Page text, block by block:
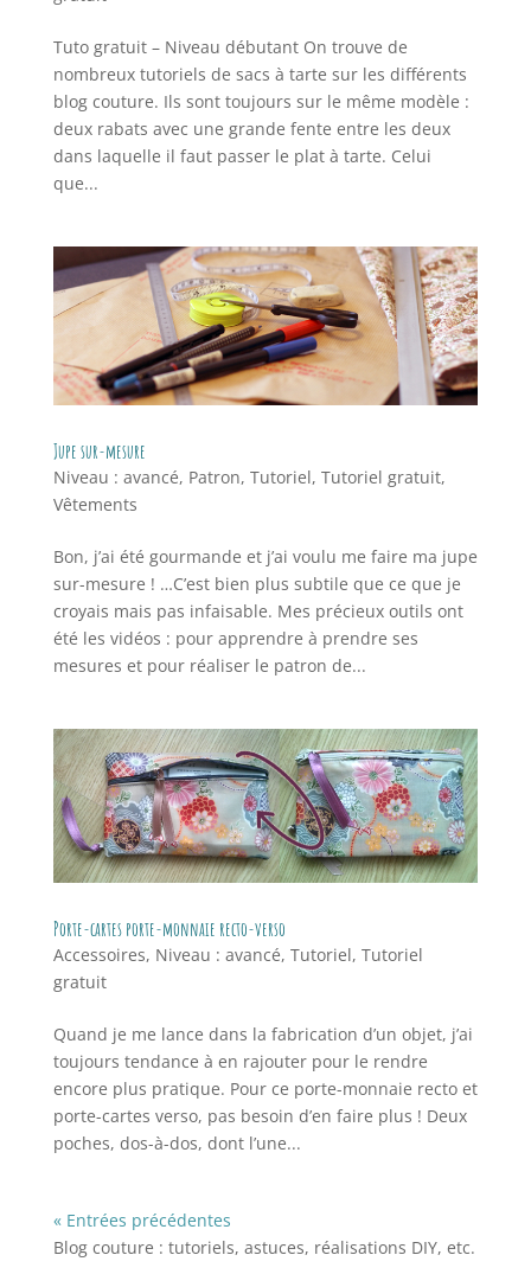
Tuto gratuit – Niveau débutant On trouve de
nombreux tutoriels de sacs à tarte sur les différents
blog couture. Ils sont toujours sur le même modèle :
deux rabats avec une grande fente entre les deux
dans laquelle il faut passer le plat à tarte. Celui
que...
Jupe sur-mesure
Niveau : avancé, Patron, Tutoriel, Tutoriel gratuit,
Vêtements
Bon, j’ai été gourmande et j’ai voulu me faire ma jupe
sur-mesure ! …C’est bien plus subtile que ce que je
croyais mais pas infaisable. Mes précieux outils ont
été les vidéos : pour apprendre à prendre ses
mesures et pour réaliser le patron de...
Porte-cartes porte-monnaie recto-verso
Accessoires, Niveau : avancé, Tutoriel, Tutoriel
gratuit
Quand je me lance dans la fabrication d’un objet, j’ai
toujours tendance à en rajouter pour le rendre
encore plus pratique. Pour ce porte-monnaie recto et
porte-cartes verso, pas besoin d’en faire plus ! Deux
poches, dos-à-dos, dont l’une...
« Entrées précédentes
Blog couture : tutoriels, astuces, réalisations DIY, etc.